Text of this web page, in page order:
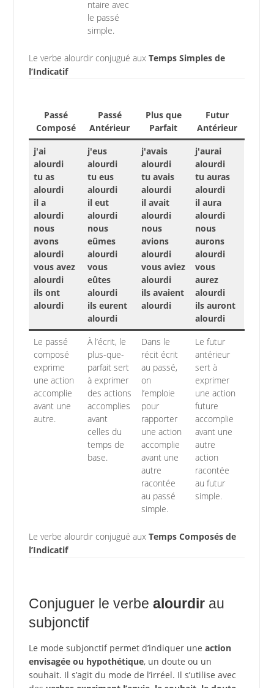
ntaire avec
le passé
simple.
Le verbe alourdir conjugué aux Temps Simples de
l’Indicatif
Passé
Composé
Passé
Antérieur
Plus que
Parfait
Futur
Antérieur
j'ai
alourdi
tu as
alourdi
il a
alourdi
nous
avons
alourdi
vous avez
alourdi
ils ont
alourdi
j'eus
alourdi
tu eus
alourdi
il eut
alourdi
nous
eûmes
alourdi
vous
eûtes
alourdi
ils eurent
alourdi
j'avais
alourdi
tu avais
alourdi
il avait
alourdi
nous
avions
alourdi
vous aviez
alourdi
ils avaient
alourdi
j'aurai
alourdi
tu auras
alourdi
il aura
alourdi
nous
aurons
alourdi
vous
aurez
alourdi
ils auront
alourdi
Le passé
composé
exprime
une action
accomplie
avant une
autre.
À l’écrit, le
plus-que-
parfait sert
à exprimer
des actions
accomplies
avant
celles du
temps de
base.
Dans le
récit écrit
au passé,
on
l’emploie
pour
rapporter
une action
accomplie
avant une
autre
racontée
au passé
simple.
Le futur
antérieur
sert à
exprimer
une action
future
accomplie
avant une
autre
action
racontée
au futur
simple.
Le verbe alourdir conjugué aux Temps Composés de
l’Indicatif
Conjuguer le verbe alourdirau
subjonctif
Le mode subjonctif permet d’indiquer une action
envisagée ou hypothétique, un doute ou un
souhait. Il s’agit du mode de l’irréel. Il s’utilise avec